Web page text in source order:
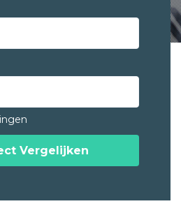
Vergelijken